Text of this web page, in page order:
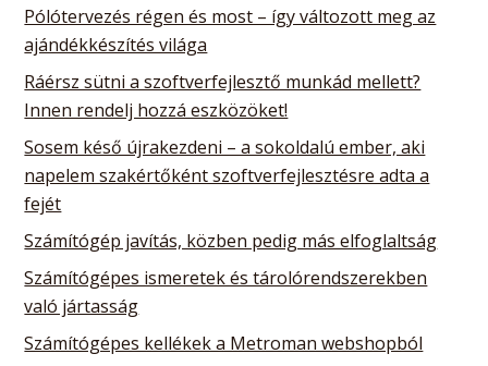
Pólótervezés régen és most – így változott meg az
ajándékkészítés világa
Ráérsz sütni a szoftverfejlesztő munkád mellett?
Innen rendelj hozzá eszközöket!
Sosem késő újrakezdeni – a sokoldalú ember, aki
napelem szakértőként szoftverfejlesztésre adta a
fejét
Számítógép javítás, közben pedig más elfoglaltság
Számítógépes ismeretek és tárolórendszerekben
való jártasság
Számítógépes kellékek a Metroman webshopból